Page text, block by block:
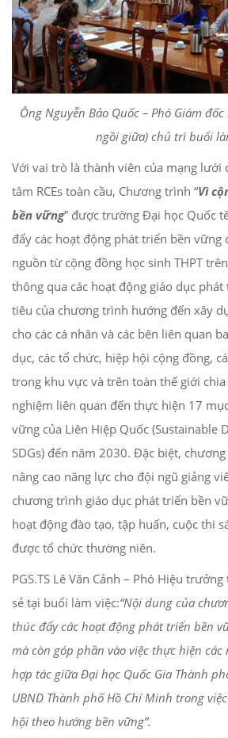
Ông Nguyễn Bảo Quốc – Phó Giám đốc
ngồi giữa) chủ trì buổi
Với vai trò là thành viên của mạng lưới
tâm RCEs toàn cầu, Chương trình “Vì
bền vững” được trường Đại học Quốc
đẩy các hoạt động phát triển bền vững
nguồn từ cộng đồng học sinh THPT
thông qua các hoạt động giáo dục
tiêu của chương trình hướng đến xây
cho các cá nhân và các bên liên quan
dục, các tổ chức, hiệp hội cộng đồng,
trong khu vực và trên toàn thế giới
nghiệm liên quan đến thực hiện 17
vững của Liên Hiệp Quốc (Sustainable
SDGs) đến năm 2030. Đặc biệt,
nâng cao năng lực cho đội ngũ giảng
chương trình giáo dục phát triển bền
hoạt động đào tạo, tập huấn, cuộc thi
được tổ chức thường niên.
PGS.TS Lê Văn Cảnh – Phó Hiệu
sẻ tại buổi làm việc:“Nội dung của
thúc đẩy các hoạt động phát triển bền
mà còn góp phần vào việc thực hiện các
hợp tác giữa Đại học Quốc Gia Thành
UBND Thành phố Hồ Chí Minh trong
hội theo hướng bền vững”.